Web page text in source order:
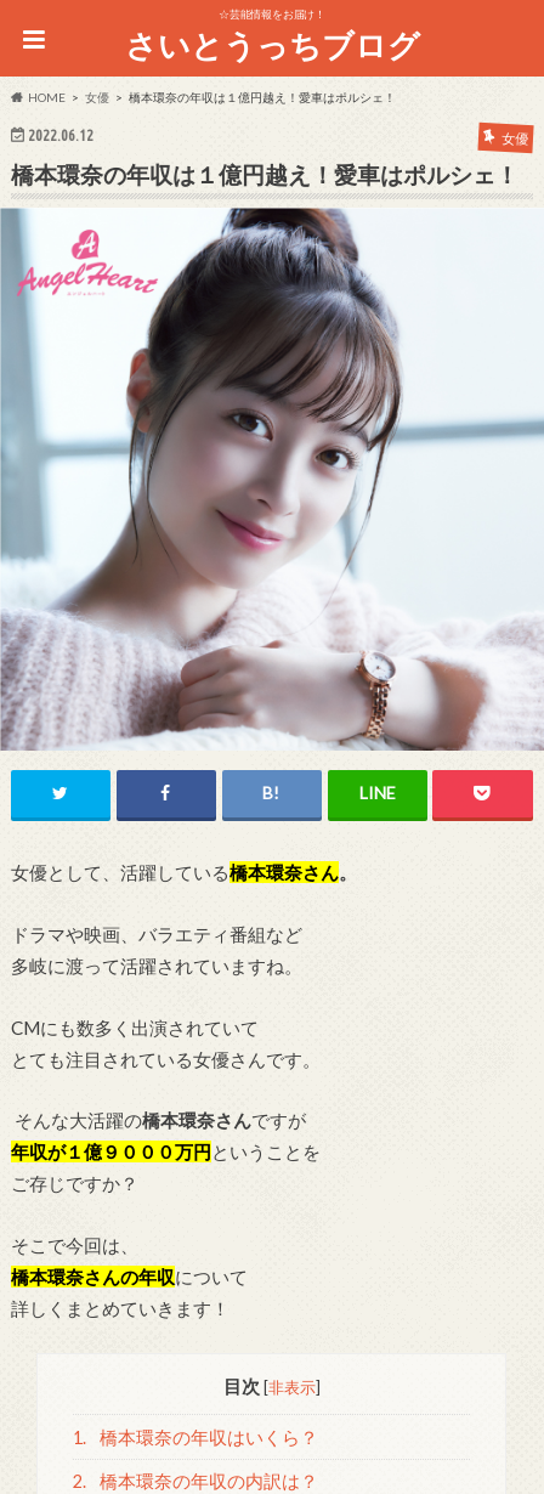
☆芸能情報をお届け！
さいとうっちブログ
HOME 女優 橋本環奈の年収は１億円越え！愛車はポルシェ！
2022.06.12 女優
橋本環奈の年収は１億円越え！愛車はポルシェ！
女優として、活躍している橋本環奈さん。
ドラマや映画、バラエティ番組など
多岐に渡って活躍されていますね。
CMにも数多く出演されていて
とても注目されている女優さんです。
そんな大活躍の橋本環奈さんですが
年収が１億９０００万円ということを
ご存じですか？
そこで今回は、
橋本環奈さんの年収について
詳しくまとめていきます！
目次 [非表示]
1. 橋本環奈の年収はいくら？
2. 橋本環奈の年収の内訳は？